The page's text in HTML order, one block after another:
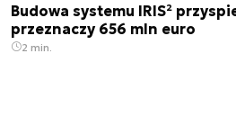
Budowa systemu IRIS²
przeznaczy 656 mln euro
2 min.